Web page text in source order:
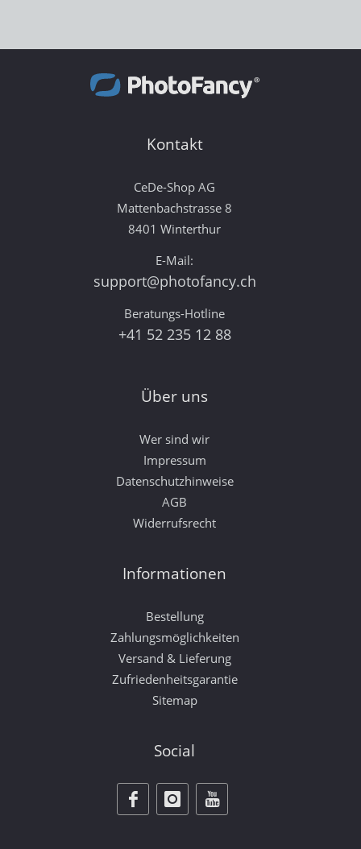
Kontakt
CeDe-Shop AG
Mattenbachstrasse 8
8401 Winterthur
E-Mail:
support@photofancy.ch
Beratungs-Hotline
+41 52 235 12 88
Über uns
Wer sind wir
Impressum
Datenschutzhinweise
AGB
Widerrufsrecht
Informationen
Bestellung
Zahlungsmöglichkeiten
Versand & Lieferung
Zufriedenheitsgarantie
Sitemap
Social